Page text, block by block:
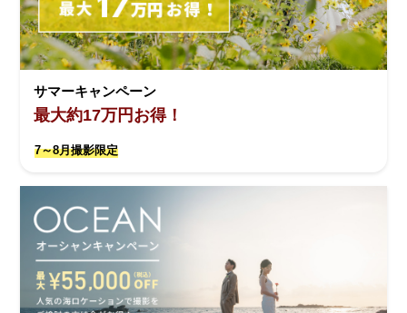
サマーキャンペーン
最大約17万円お得！
7～8月撮影限定